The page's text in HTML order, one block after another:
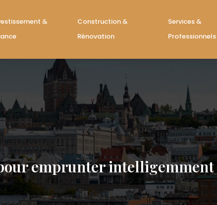
&
Construction &
Rénovation
Services &
Professionnels
emprunter